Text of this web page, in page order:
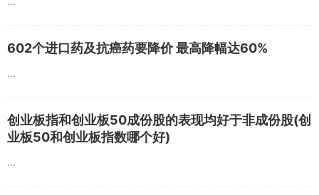
602个进口药及抗癌药要降价 最高降幅达60%
...
创业板指和创业板50成份股的表现均好于非成份股(创
业板50和创业板指数哪个好)
...